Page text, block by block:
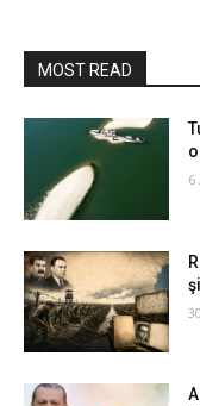
MOST READ
6